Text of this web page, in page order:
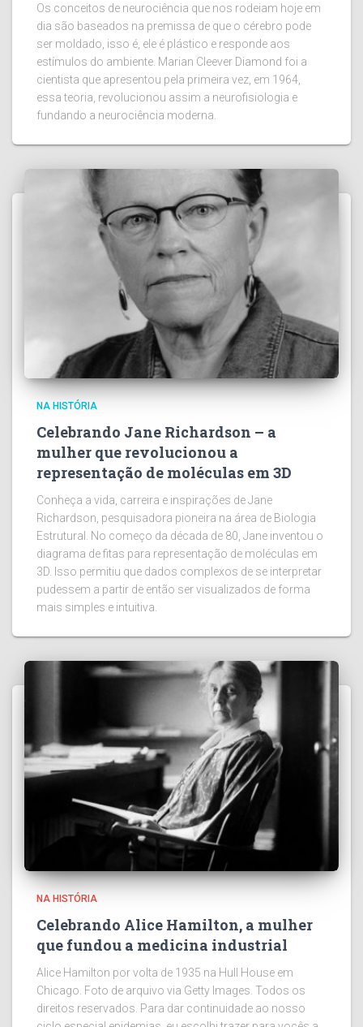
Os conceitos de neurociência que nos rodeiam hoje em
dia são baseados na premissa de que o cérebro pode
ser moldado, isso é, ele é plástico e responde aos
estímulos do ambiente. Marian Cleever Diamond foi a
cientista que apresentou pela primeira vez, em 1964,
essa teoria, revolucionou assim a neurofisiologia e
fundando a neurociência moderna.
NA HISTÓRIA
Celebrando Jane Richardson – a
mulher que revolucionou a
representação de moléculas em 3D
Conheça a vida, carreira e inspirações de Jane
Richardson, pesquisadora pioneira na área de Biologia
Estrutural. No começo da década de 80, Jane inventou o
diagrama de fitas para representação de moléculas em
3D. Isso permitiu que dados complexos de se interpretar
pudessem a partir de então ser visualizados de forma
mais simples e intuitiva.
NA HISTÓRIA
Celebrando Alice Hamilton, a mulher
que fundou a medicina industrial
Alice Hamilton por volta de 1935 na Hull House em
Chicago. Foto de arquivo via Getty Images. Todos os
direitos reservados. Para dar continuidade ao nosso